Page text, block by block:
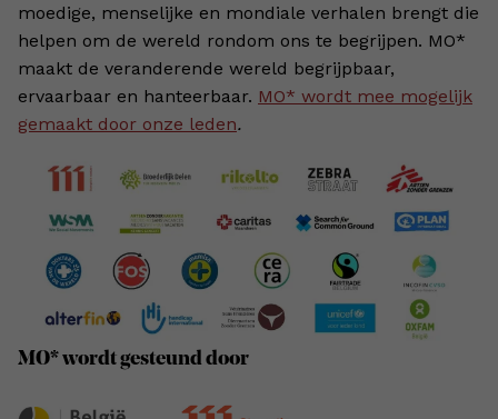
moedige, menselijke en mondiale verhalen brengt die
helpen om de wereld rondom ons te begrijpen. MO*
maakt de veranderende wereld begrijpbaar,
ervaarbaar en hanteerbaar. MO* wordt mee mogelijk
gemaakt door onze leden.
MO* wordt gesteund door